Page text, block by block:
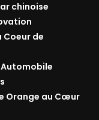
chinoise
Coeur de
Automobile
Orange au Cœur